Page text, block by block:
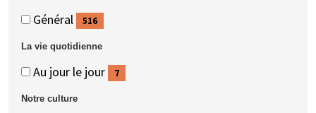
Général
Général
Général
(516
516
La vie quotidienne
La
vie
La
vie
Au jour le jour
(7
7
Notre culture